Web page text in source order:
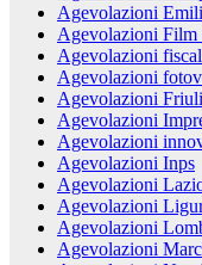
Agevolazioni
Agevolazioni Film
Agevolazioni
Agevolazioni
Agevolazioni
Agevolazioni
Agevolazioni
Agevolazioni Inps
Agevolazioni
Agevolazioni
Agevolazioni
Agevolazioni